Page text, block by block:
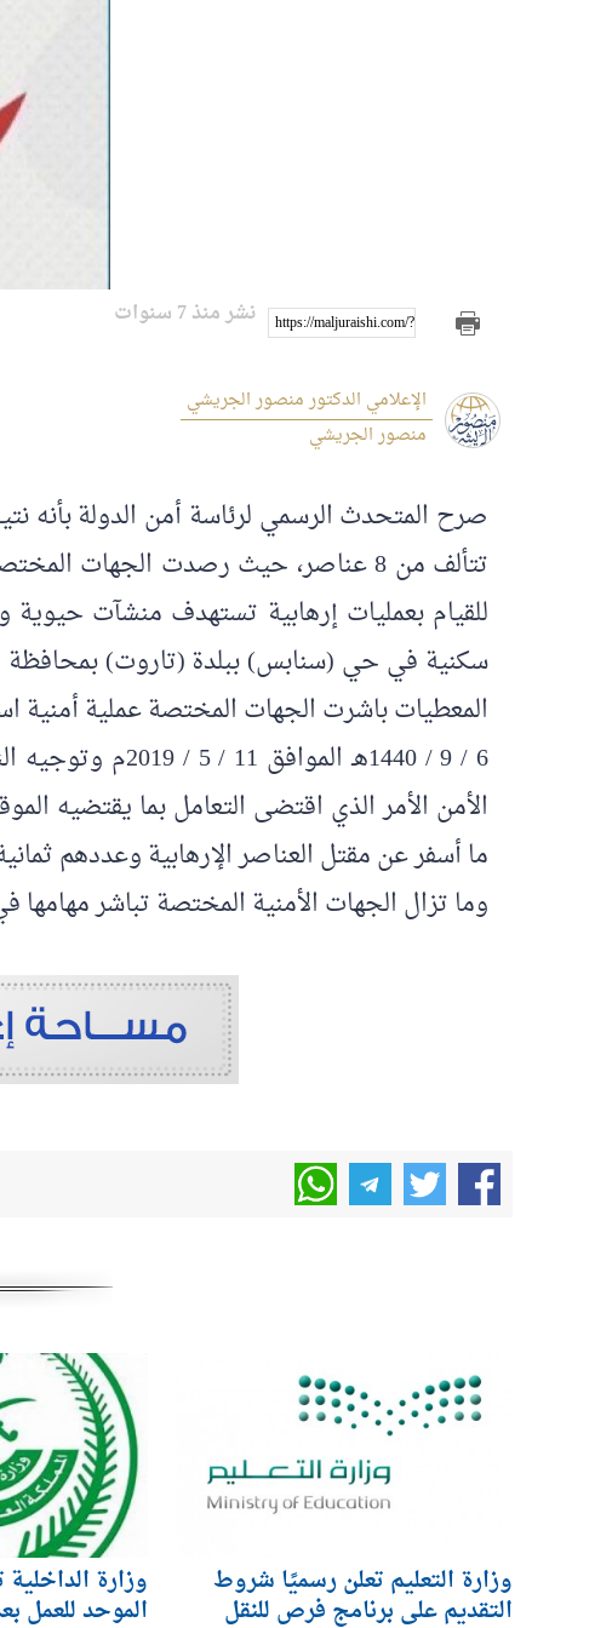
https://maljuraishi.com/?p=1004 نشر منذ 7 سنوات
الإعلامي الدكتور منصور الجريشي
منصور الجريشي
صرح المتحدث الرسمي لرئاسة أمن الدولة بأنه
تتألف من 8 عناصر، حيث رصدت
للقيام بعمليات إرهابية تستهدف منشآت
سكنية في حي (سنابس) ببلدة (تاروت) بمحافظة
6 / 9 / 1440هـ
الأمن الأمر الذي اقتضى التعامل بما يقتضيه
ما أسفر عن مقتل العناصر الإرهابية وعددهم
وما تزال الجهات الأمنية المختصة تباشر
وزارة التعليم تعلن رسميًا شروط
التقديم على برنامج فرص للنقل
وزارة
الموحد للعمل